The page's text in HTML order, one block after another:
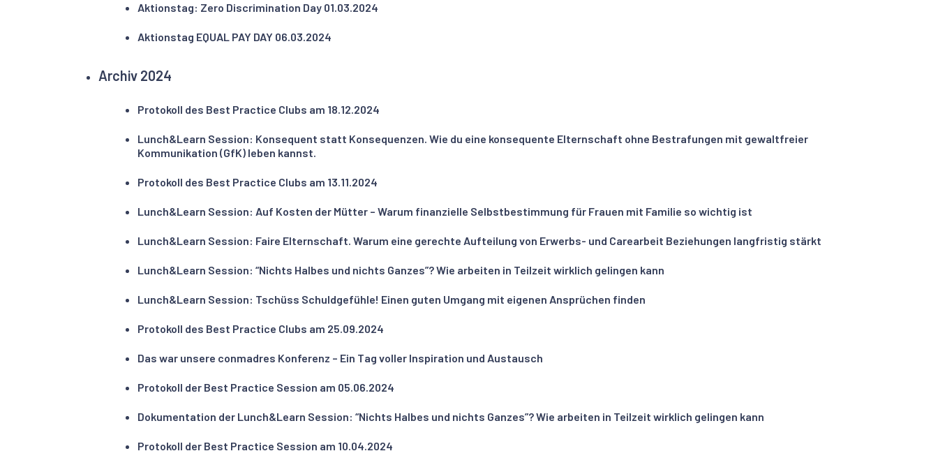
Aktionstag: Zero Discrimination Day 01.03.2024
Aktionstag EQUAL PAY DAY 06.03.2024
Archiv 2024
Protokoll des Best Practice Clubs am 18.12.2024
Lunch&Learn Session: Konsequent statt Konsequenzen. Wie du eine konsequente Elternschaft ohne Bestrafungen mit gewaltfreier
Kommunikation (GfK) leben kannst.
Protokoll des Best Practice Clubs am 13.11.2024
Lunch&Learn Session: Auf Kosten der Mütter – Warum finanzielle Selbstbestimmung für Frauen mit Familie so wichtig ist
Lunch&Learn Session: Faire Elternschaft. Warum eine gerechte Aufteilung von Erwerbs- und Carearbeit Beziehungen langfristig stärkt
Lunch&Learn Session: “Nichts Halbes und nichts Ganzes”? Wie arbeiten in Teilzeit wirklich gelingen kann
Lunch&Learn Session: Tschüss Schuldgefühle! Einen guten Umgang mit eigenen Ansprüchen finden
Protokoll des Best Practice Clubs am 25.09.2024
Das war unsere conmadres Konferenz – Ein Tag voller Inspiration und Austausch
Protokoll der Best Practice Session am 05.06.2024
Dokumentation der Lunch&Learn Session: “Nichts Halbes und nichts Ganzes”? Wie arbeiten in Teilzeit wirklich gelingen kann
Protokoll der Best Practice Session am 10.04.2024